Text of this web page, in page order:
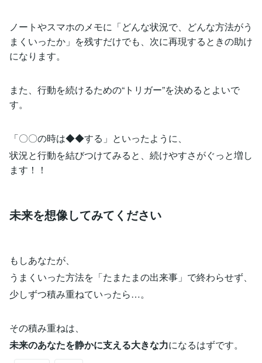
ノートやスマホのメモに「どんな状況で、どんな方法がう
まくいったか」を残すだけでも、次に再現するときの助け
になります。
また、行動を続けるための“トリガー”を決めるとよいで
す。
「〇〇の時は◆◆する」といったように、
状況と行動を結びつけてみると、続けやすさがぐっと増し
ます！！
未来を想像してみてください
もしあなたが、
うまくいった方法を「たまたまの出来事」で終わらせず、
少しずつ積み重ねていったら…。
その積み重ねは、
未来のあなたを静かに支える大きな力になるはずです。